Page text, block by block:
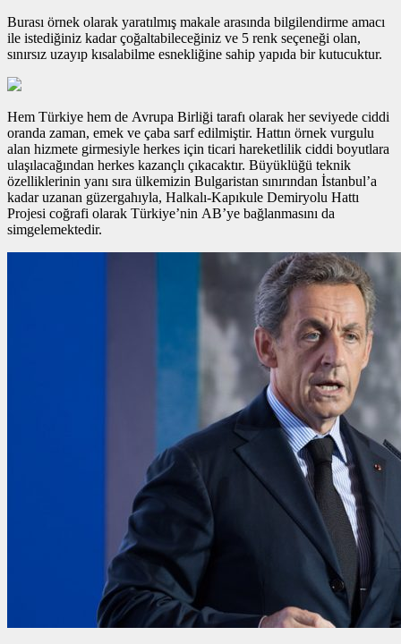
Burası örnek olarak yaratılmış makale arasında bilgilendirme amacı
ile istediğiniz kadar çoğaltabileceğiniz ve 5 renk seçeneği olan,
sınırsız uzayıp kısalabilme esnekliğine sahip yapıda bir kutucuktur.
Hem Türkiye hem de Avrupa Birliği tarafı olarak her seviyede ciddi
oranda zaman, emek ve çaba sarf edilmiştir. Hattın örnek vurgulu
alan hizmete girmesiyle herkes için ticari hareketlilik ciddi boyutlara
ulaşılacağından herkes kazançlı çıkacaktır. Büyüklüğü teknik
özelliklerinin yanı sıra ülkemizin Bulgaristan sınırından İstanbul’a
kadar uzanan güzergahıyla, Halkalı-Kapıkule Demiryolu Hattı
Projesi coğrafi olarak Türkiye’nin AB’ye bağlanmasını da
simgelemektedir.